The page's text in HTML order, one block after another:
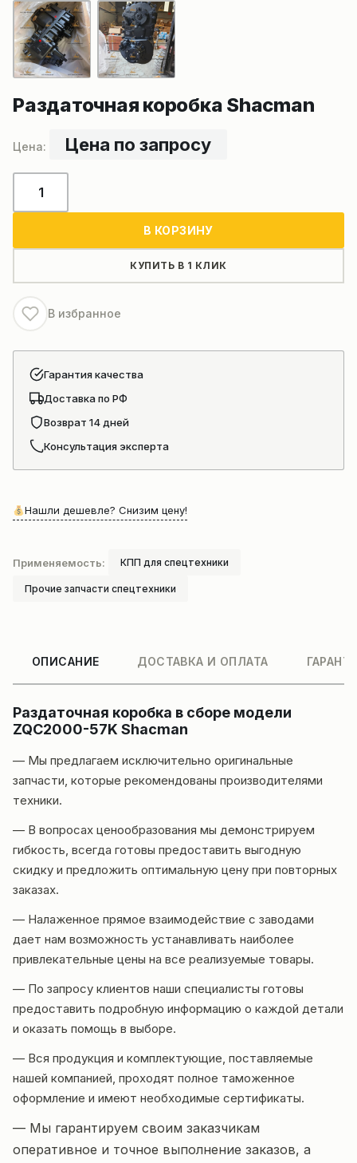
Раздаточная коробка Shacman
Цена по запросу
товара
В КОРЗИНУ
КУПИТЬ В 1 КЛИК
В избранное
Гарантия качества
Доставка по РФ
Возврат 14 дней
Консультация эксперта
Нашли дешевле? Снизим цену!
Применяемость: КПП для спецтехники
Прочие запчасти спецтехники
ОПИСАНИЕ ДОСТАВКА И ОПЛАТА
Раздаточная коробка в сборе модели
ZQC2000-57K Shacman
— Мы предлагаем исключительно оригинальные
запчасти, которые рекомендованы производителями
техники.
— В вопросах ценообразования мы демонстрируем
гибкость, всегда готовы предоставить выгодную
скидку и предложить оптимальную цену при повторных
заказах.
— Налаженное прямое взаимодействие с заводами
дает нам возможность устанавливать наиболее
привлекательные цены на все реализуемые товары.
— По запросу клиентов наши специалисты готовы
предоставить подробную информацию о каждой детали
и оказать помощь в выборе.
— Вся продукция и комплектующие, поставляемые
нашей компанией, проходят полное таможенное
оформление и имеют необходимые сертификаты.
— Мы гарантируем своим заказчикам
оперативное и точное выполнение заказов, а